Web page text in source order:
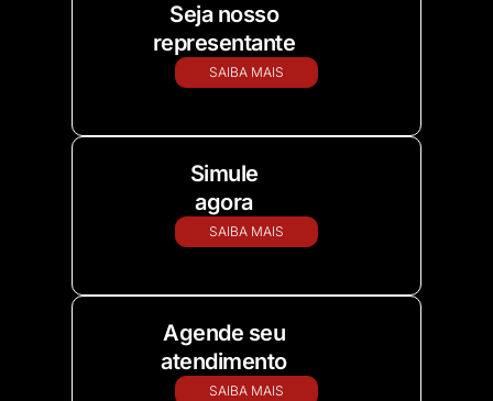
Seja nosso
representante
SAIBA MAIS
Simule
agora
SAIBA MAIS
Agende seu
atendimento
SAIBA MAIS